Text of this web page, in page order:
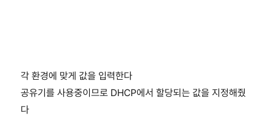
각 환경에 맞게 값을 입력한다
공유기를 사용중이므로 DHCP에서 할당되는 값을 지정해줬
다